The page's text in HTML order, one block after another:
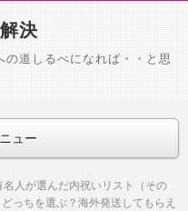
決
道しるべになれば・・と思
ュー
人が選んだ内祝いリスト（その
っちを選ぶ？海外発送してもらえ